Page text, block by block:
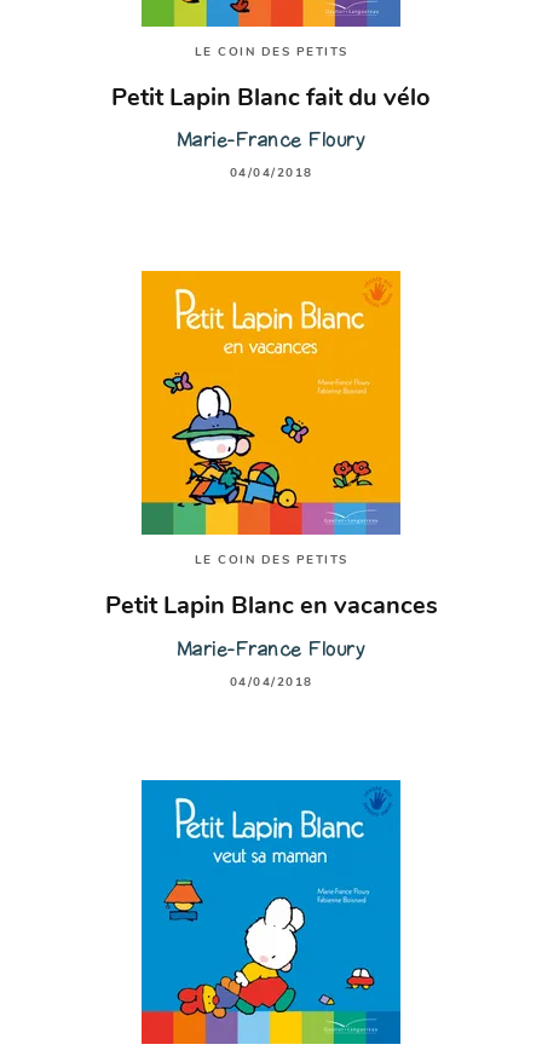
LE COIN DES PETITS
Petit Lapin Blanc fait du vélo
Marie-France Floury
04/04/2018
LE COIN DES PETITS
Petit Lapin Blanc en vacances
Marie-France Floury
04/04/2018